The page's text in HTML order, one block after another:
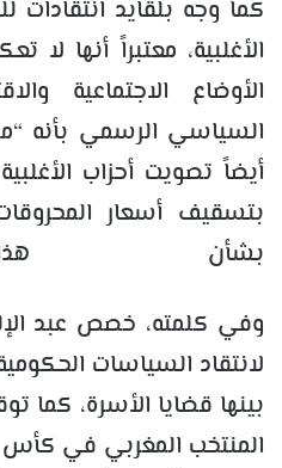
كما وجه بلقايد انتقادات
الأغلبية، معتبراً أنها
الأوضاع الاجتماعية
السياسي الرسمي بأنه
أيضاً تصويت أحزاب
بتسقيف أسعار
بشأن
وفي كلمته، خصص عبد
لانتقاد السياسات
بينها قضايا الأسرة، كما
المنتخب المغربي في كأس